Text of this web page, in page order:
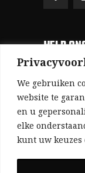
We gebruiken
website te
en u
elke
kunt uw keuzes
HELP
(zonder
voor de
afhankelijk